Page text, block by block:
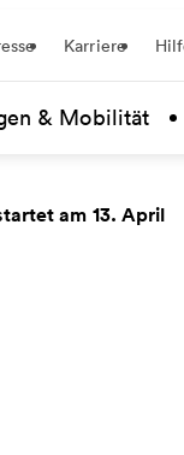
Karriere
& Mobilität
am 13. April